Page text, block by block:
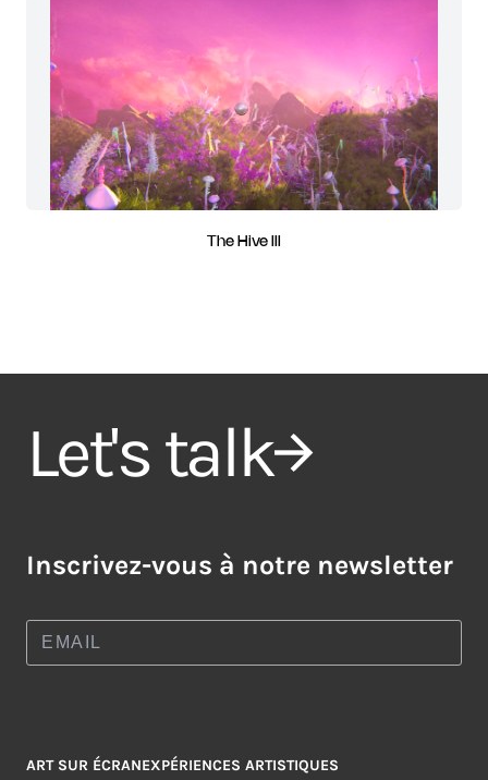
The Hive III
Let's talk
Inscrivez-vous à notre newsletter
ART SUR ÉCRANEXPÉRIENCES ARTISTIQUES